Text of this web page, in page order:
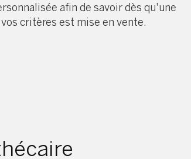
afin de savoir dès qu'une
critères est mise en vente.